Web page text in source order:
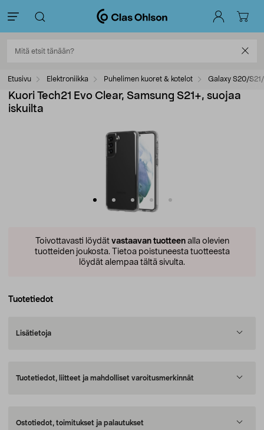
Etusivu Elektroniikka Puhelimen kuoret & kotelot Galaxy S20/
Kuori Tech21 Evo Clear, Samsung S21+, suojaa
iskuilta
Toivottavasti löydät vastaavan tuotteenalla olevien
tuotteiden joukosta. Tietoa poistuneesta tuotteesta
löydät alempaa tältä sivulta.
Tuotetiedot
Lisätietoja
Tuotetiedot, liitteet ja mahdolliset varoitusmerkinnät
Ostotiedot, toimitukset ja palautukset